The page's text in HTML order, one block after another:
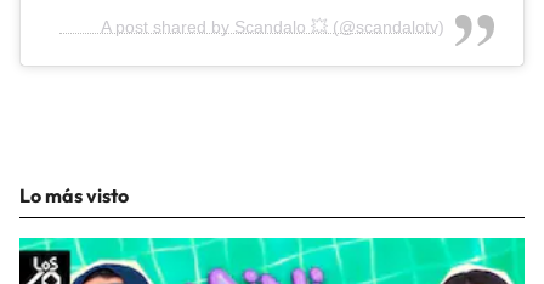
A post shared by Scandalo 💥 (@scandalotv)
Lo más visto